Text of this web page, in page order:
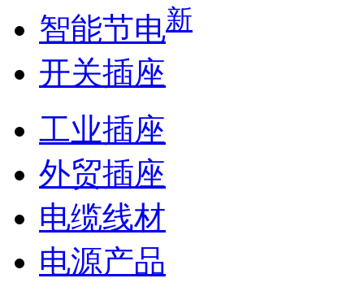
智能节电新
开关插座
工业插座
外贸插座
电缆线材
电源产品